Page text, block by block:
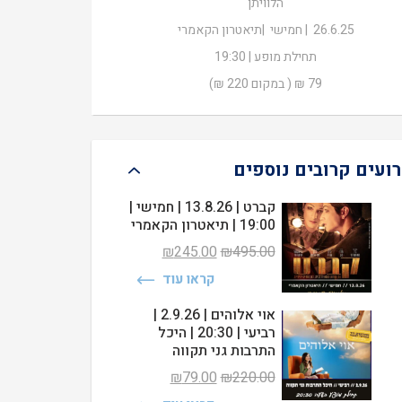
₪220.00.
₪79.00.
26.6.25 | חמישי |תיאטרון הקאמרי
תחילת מופע | 19:30
79 ₪ ( במקום 220 ₪)
קרובים נוספים
קברט | 13.8.26 | חמישי |
19:00 | תיאטרון הקאמרי
₪495.00
המחיר
היה:
₪495.00.
₪245.00
הוא:
₪245.00.
קראו עוד
אוי אלוהים | 2.9.26 |
רביעי | 20:30 | היכל
התרבות גני תקווה
₪220.00
המחיר₪79.00